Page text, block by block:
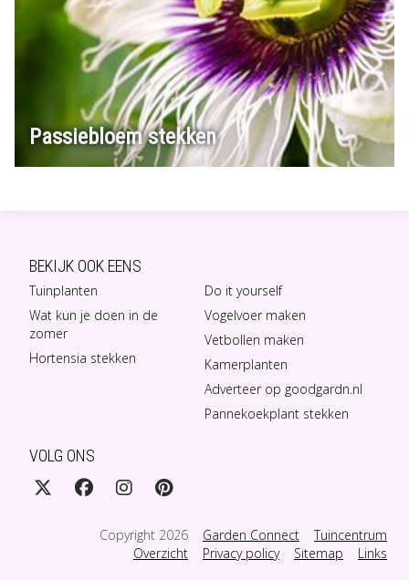
Passiebloem stekken
BEKIJK OOK EENS
Tuinplanten
Wat kun je doen in de
zomer
Hortensia stekken
Do it yourself
Vogelvoer maken
Vetbollen maken
Kamerplanten
Adverteer op goodgardn.nl
Pannekoekplant stekken
VOLG ONS
Copyright 2026 Garden Connect
Tuincentrum
Overzicht
Privacy policy Sitemap Links